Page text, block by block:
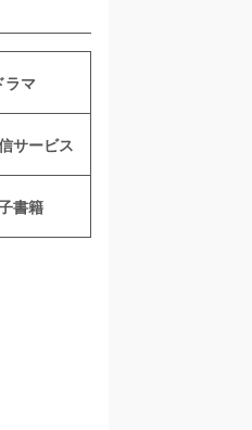
ラマ
サービス
書籍